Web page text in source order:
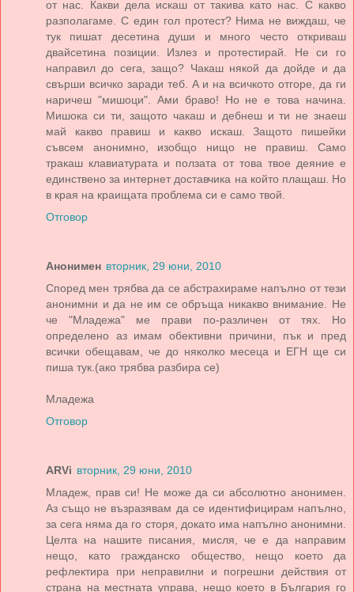
от нас. Какви дела искаш от такива като нас. С какво
разполагаме. С един гол протест? Нима не виждаш, че
тук пишат десетина души и много често откриваш
двайсетина позиции. Излез и протестирай. Не си го
направил до сега, защо? Чакаш някой да дойде и да
свърши всичко заради теб. А и на всичкото отгоре, да ги
наричеш "мишоци". Ами браво! Но не е това начина.
Мишока си ти, защото чакаш и дебнеш и ти не знаеш
май какво правиш и какво искаш. Защото пишейки
съвсем анонимно, изобщо нищо не правиш. Само
тракаш клавиатурата и ползата от това твое деяние е
единствено за интернет доставчика на който плащаш. Но
в края на краищата проблема си е само твой.
Отговор
Анонимен вторник, 29 юни, 2010
Според мен трябва да се абстрахираме напълно от тези
анонимни и да не им се обръща никакво внимание. Не
че "Младежа" ме прави по-различен от тях. Но
определено аз имам обективни причини, пък и пред
всички обещавам, че до няколко месеца и ЕГН ще си
пиша тук.(ако трябва разбира се)
Младежа
Отговор
ARVi вторник, 29 юни, 2010
Младеж, прав си! Не може да си абсолютно анонимен.
Аз също не възразявам да се идентифицирам напълно,
за сега няма да го сторя, докато има напълно анонимни.
Целта на нашите писания, мисля, че е да направим
нещо, като гражданско общество, нещо което да
рефлектира при неправилни и погрешни действия от
страна на местната управа, нещо което в България го